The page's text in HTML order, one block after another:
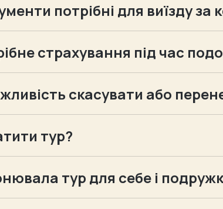
потрібні для виїзду за
за кордон вам потрібен діючий
кордону. Якщо дитина подорожує з
потрібен нотаріальний дозвіл від одного
страхування під час
кожного нашого туру входить
скасувати або
від тура, є можливість повернути до
тур?
як ви обрали подорож ми укладаємо
тур для себе і
тури передбачають заміну